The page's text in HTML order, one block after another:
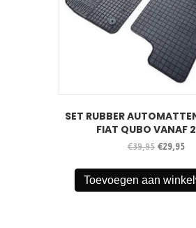
SET RUBBER
FIAT QUBO VANAF
€39,95
was:
€39,95.
€29,95
is:
Toevoegen aan